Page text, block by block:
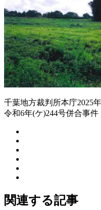
千葉地方裁判所本庁2025
令和6年(ケ)244号併合事件
関連する記事